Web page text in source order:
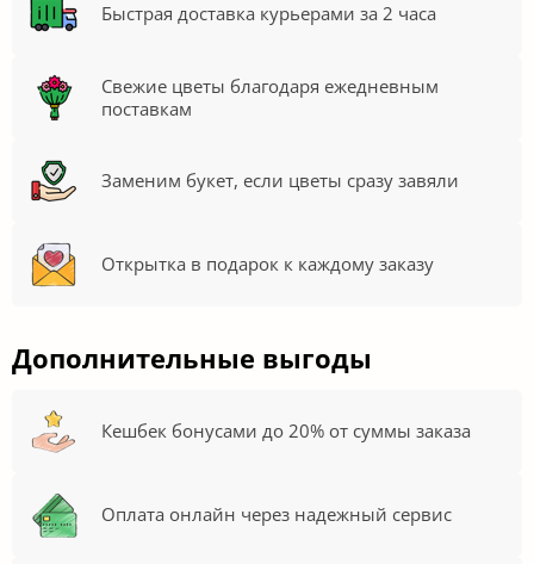
Быстрая доставка курьерами за 2 часа
Свежие цветы благодаря ежедневным
поставкам
Заменим букет, если цветы сразу завяли
Открытка в подарок к каждому заказу
Дополнительные выгоды
Кешбек бонусами до 20% от суммы заказа
Оплата онлайн через надежный сервис